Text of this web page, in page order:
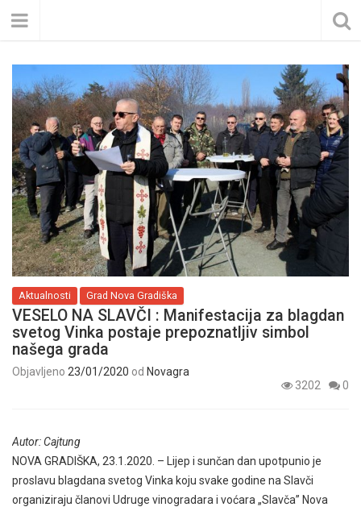
Aktualnosti Grad Nova Gradiška
VESELO NA SLAVČI : Manifestacija za blagdan
svetog Vinka postaje prepoznatljiv simbol
našega grada
Objavljeno 23/01/2020 od Novagra
3202
0
Autor: Cajtung
NOVA GRADIŠKA, 23.1.2020. – Lijep i sunčan dan upotpunio je
proslavu blagdana svetog Vinka koju svake godine na Slavči
organiziraju članovi Udruge vinogradara i voćara „Slavča” Nova